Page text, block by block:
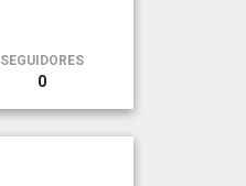
SEGUIDORES
0